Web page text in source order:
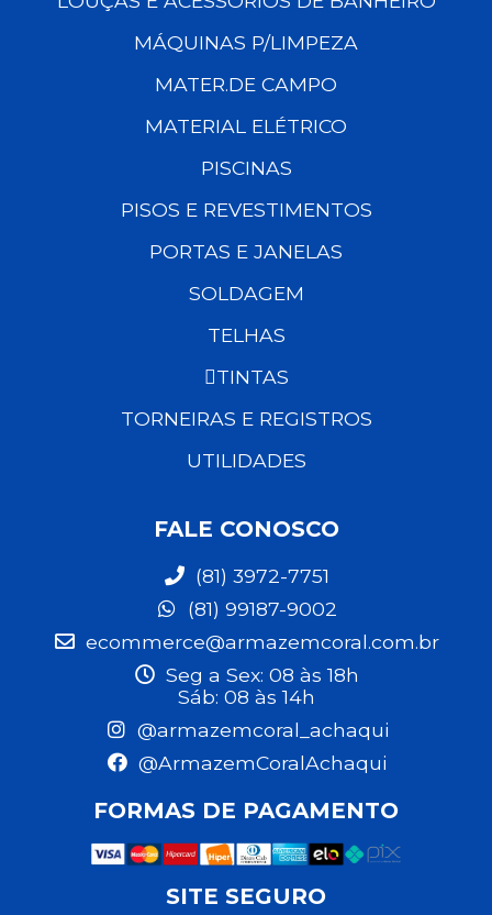
MÁQUINAS P/LIMPEZA
MATER.DE CAMPO
MATERIAL ELÉTRICO
PISCINAS
PISOS E REVESTIMENTOS
PORTAS E JANELAS
SOLDAGEM
TELHAS
TINTAS
TORNEIRAS E REGISTROS
UTILIDADES
FALE CONOSCO
(81) 3972-7751
(81) 99187-9002
ecommerce@armazemcoral.com.br
Seg a Sex: 08 às 18h
Sáb: 08 às 14h
@armazemcoral_achaqui
@ArmazemCoralAchaqui
FORMAS DE PAGAMENTO
SITE SEGURO